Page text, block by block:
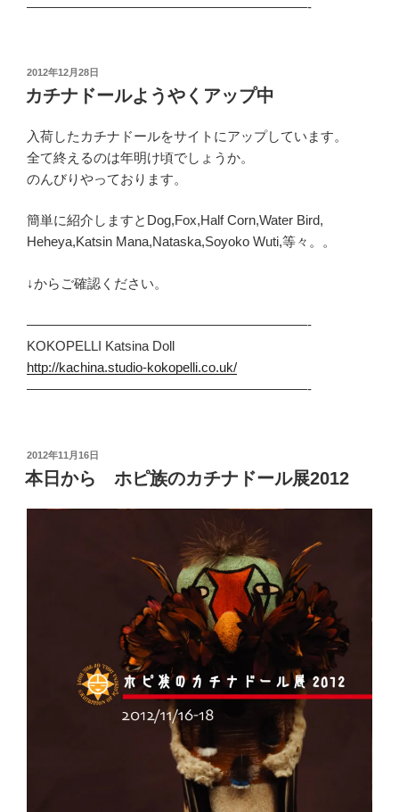
—————————————————————-
投
稿
日:
2012年12月28日
カチナドールようやくアップ中
入荷したカチナドールをサイトにアップしています。
全て終えるのは年明け頃でしょうか。
のんびりやっております。
簡単に紹介しますとDog,Fox,Half Corn,Water Bird,
Heheya,Katsin Mana,Nataska,Soyoko Wuti,等々。。
↓からご確認ください。
—————————————————————-
KOKOPELLI Katsina Doll
http://kachina.studio-kokopelli.co.uk/
—————————————————————-
投
稿
日:
2012年11月16日
本日から ホピ族のカチナドール展2012